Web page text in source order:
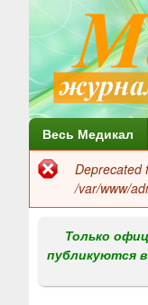
Г
л
н
Весь Медикал
об
ошибке
Deprecated
/var/www/
Только
публикуются